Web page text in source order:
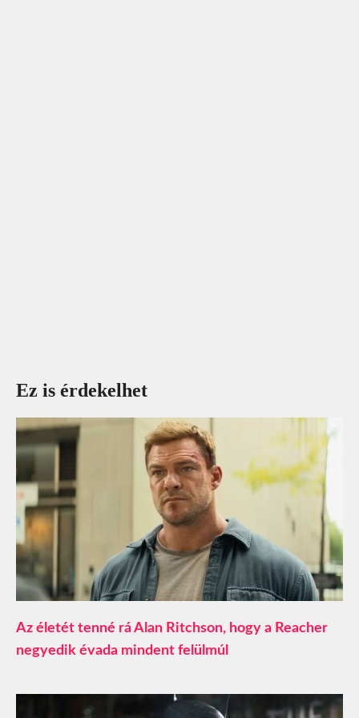
Ez is érdekelhet
Az életét tenné rá Alan Ritchson, hogy a Reacher
negyedik évada mindent felülmúl